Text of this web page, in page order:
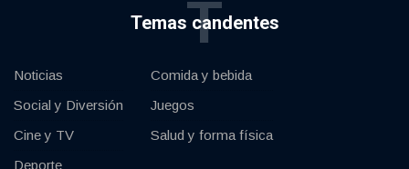
Temas candentes
T
Noticias
Social y Diversión
Cine y TV
Deporte
Comida y bebida
Juegos
Salud y forma física